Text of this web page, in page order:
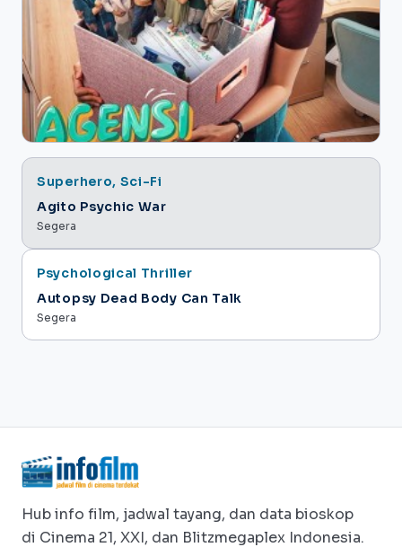
Agensi Rumah Tangga
Superhero, Sci-Fi
Agito Psychic War
Segera
Psychological Thriller
Autopsy Dead Body Can Talk
Segera
Hub info film, jadwal tayang, dan data bioskop
di Cinema 21, XXI, dan Blitzmegaplex Indonesia.